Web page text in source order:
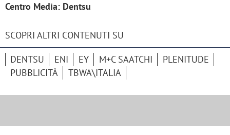
Centro Media: Dentsu
SCOPRI ALTRI CONTENUTI SU
DENTSU ENI EY M+C SAATCHI
PLENITUDE
PUBBLICITÀ
TBWA\ITALIA